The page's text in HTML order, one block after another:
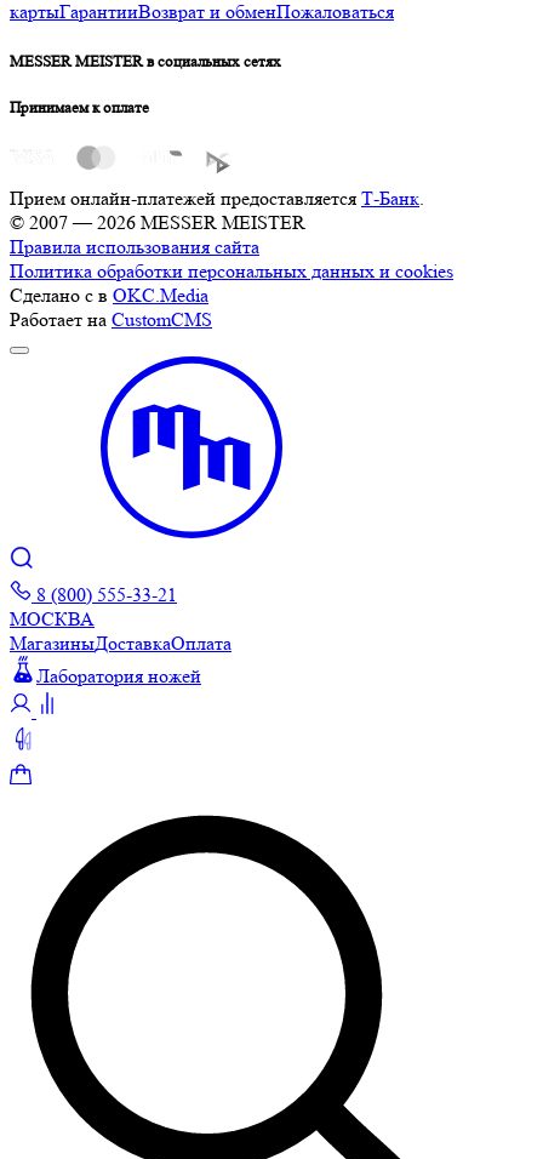
картыГарантииВозврат и обменПожаловаться
MESSER MEISTER в социальных сетях
Принимаем к оплате
Прием онлайн-платежей предоставляется Т-Банк.
© 2007 — 2026 MESSER MEISTER
Правила использования сайта
Политика обработки персональных данных и cookies
Сделано с в OKC.Media
Работает на CustomCMS
8 (800) 555-33-21
МОСКВА
МагазиныДоставкаОплата
Лаборатория ножей